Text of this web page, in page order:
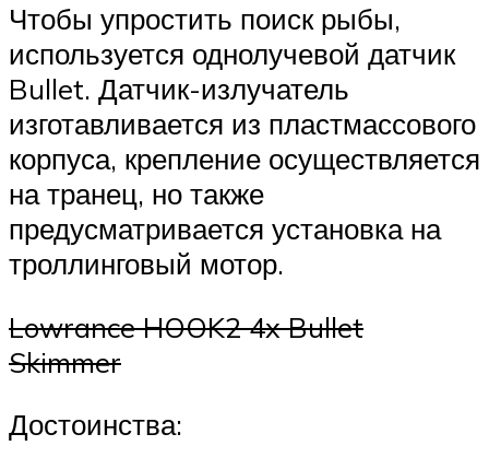
Чтобы упростить поиск рыбы,
используется однолучевой датчик
Bullet. Датчик-излучатель
изготавливается из пластмассового
корпуса, крепление осуществляется
на транец, но также
предусматривается установка на
троллинговый мотор.
Lowrance HOOK2 4x Bullet
Skimmer
Достоинства: